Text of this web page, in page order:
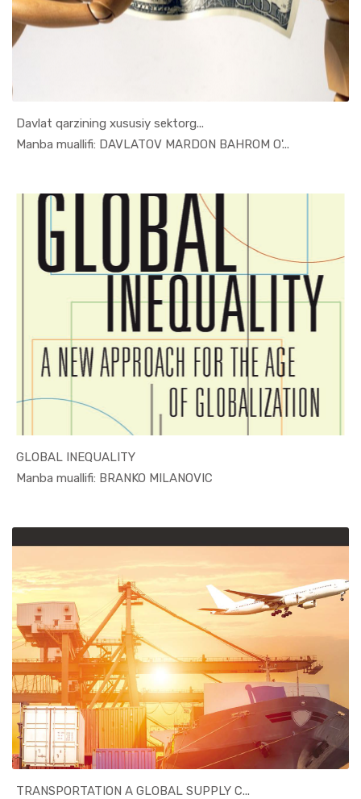
Davlat qarzining xususiy sektorg...
Manba muallifi: DAVLATOV MARDON BAHROM O'...
In O'quv q...
GLOBAL INEQUALITY
Manba muallifi: BRANKO MILANOVIC
In Jahon i...
TRANSPORTATION A GLOBAL SUPPLY C...